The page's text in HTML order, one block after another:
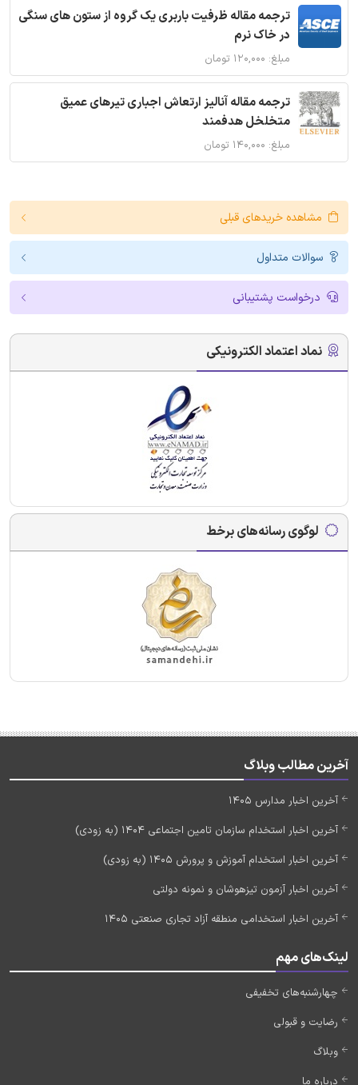
ترجمه مقاله ظرفیت باربری یک گروه از ستون های سنگی
در خاک نرم
مبلغ: ۱۲۰,۰۰۰ تومان
ترجمه مقاله آنالیز ارتعاش اجباری تیرهای عمیق
متخلخل هدفمند
مبلغ: ۱۴۰,۰۰۰ تومان
مشاهده خریدهای قبلی
سوالات متداول
درخواست پشتیبانی
نماد اعتماد الکترونیکی
لوگوی رسانه‌های برخط
آخرین مطالب وبلاگ
آخرین اخبار مدارس 1405
آخرین اخبار استخدام سازمان تامین اجتماعی 1404 (به زودی)
آخرین اخبار استخدام آموزش و پرورش 1405 (به زودی)
آخرین اخبار آزمون تیزهوشان و نمونه دولتی
آخرین اخبار استخدامی منطقه آزاد تجاری صنعتی 1405
لینک‌های مهم
چهارشنبه‌های تخفیفی
رضایت و قبولی
وبلاگ
درباره ما